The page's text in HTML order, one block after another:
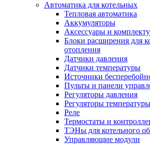
Автоматика для котельных
Тепловая автоматика
Аккумуляторы
Аксессуары и
Блоки расширения для
отопления
Датчики давления
Датчики температуры
Источники
Пульты и панели
Регуляторы давления
Регуляторы температуры
Реле
Термостаты и
ТЭНы для котельного
Управляющие модули